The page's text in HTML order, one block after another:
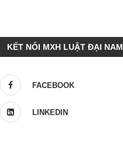
KẾT NỐI MXH LUẬT ĐẠI NAM
FACEBOOK
LINKEDIN